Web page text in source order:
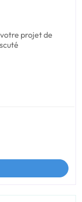
projet de